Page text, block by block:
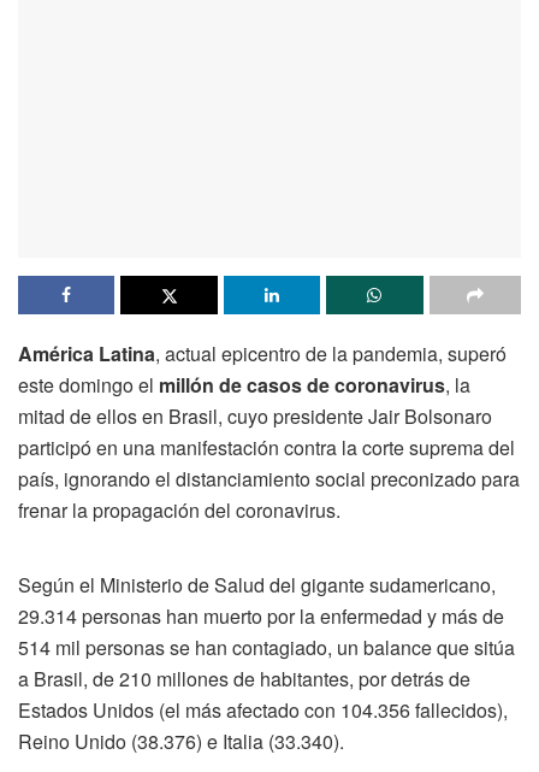
América Latina, actual epicentro de la pandemia, superó
este domingo el millón de casos de coronavirus, la
mitad de ellos en Brasil, cuyo presidente Jair Bolsonaro
participó en una manifestación contra la corte suprema del
país, ignorando el distanciamiento social preconizado para
frenar la propagación del coronavirus.
Según el Ministerio de Salud del gigante sudamericano,
29.314 personas han muerto por la enfermedad y más de
514 mil personas se han contagiado, un balance que sitúa
a Brasil, de 210 millones de habitantes, por detrás de
Estados Unidos (el más afectado con 104.356 fallecidos),
Reino Unido (38.376) e Italia (33.340).